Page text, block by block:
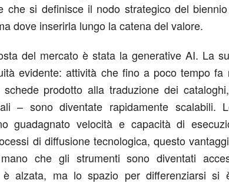
che si definisce il nodo strategico del
dove inserirla lungo la catena del valore.
del mercato è stata la generative AI. La
evidente: attività che fino a poco tempo
prodotto alla traduzione dei
– sono diventate rapidamente scalabili.
guadagnato velocità e capacità di
di diffusione tecnologica, questo
che gli strumenti sono diventati
è alzata, ma lo spazio per differenziarsi si